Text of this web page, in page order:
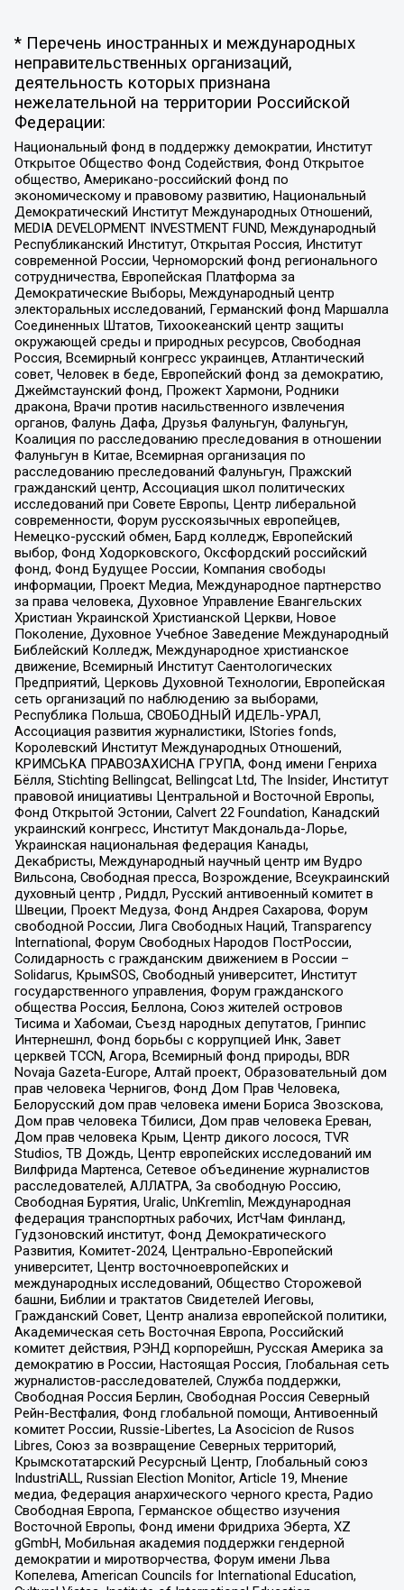
* Перечень иностранных и международных
неправительственных организаций,
деятельность которых признана
нежелательной на территории Российской
Федерации:
Национальный фонд в поддержку демократии, Институт
Открытое Общество Фонд Содействия, Фонд Открытое
общество, Американо-российский фонд по
экономическому и правовому развитию, Национальный
Демократический Институт Международных Отношений,
MEDIA DEVELOPMENT INVESTMENT FUND, Международный
Республиканский Институт, Открытая Россия, Институт
современной России, Черноморский фонд регионального
сотрудничества, Европейская Платформа за
Демократические Выборы, Международный центр
электоральных исследований, Германский фонд Маршалла
Соединенных Штатов, Тихоокеанский центр защиты
окружающей среды и природных ресурсов, Свободная
Россия, Всемирный конгресс украинцев, Атлантический
совет, Человек в беде, Европейский фонд за демократию,
Джеймстаунский фонд, Прожект Хармони, Родники
дракона, Врачи против насильственного извлечения
органов, Фалунь Дафа, Друзья Фалуньгун, Фалуньгун,
Коалиция по расследованию преследования в отношении
Фалуньгун в Китае, Всемирная организация по
расследованию преследований Фалуньгун, Пражский
гражданский центр, Ассоциация школ политических
исследований при Совете Европы, Центр либеральной
современности, Форум русскоязычных европейцев,
Немецко-русский обмен, Бард колледж, Европейский
выбор, Фонд Ходорковского, Оксфордский российский
фонд, Фонд Будущее России, Компания свободы
информации, Проект Медиа, Международное партнерство
за права человека, Духовное Управление Евангельских
Христиан Украинской Христианской Церкви, Новое
Поколение, Духовное Учебное Заведение Международный
Библейский Колледж, Международное христианское
движение, Всемирный Институт Саентологических
Предприятий, Церковь Духовной Технологии, Европейская
сеть организаций по наблюдению за выборами,
Республика Польша, СВОБОДНЫЙ ИДЕЛЬ-УРАЛ,
Ассоциация развития журналистики, IStories fonds,
Королевский Институт Международных Отношений,
КРИМСЬКА ПРАВОЗАХИСНА ГРУПА, Фонд имени Генриха
Бёлля, Stichting Bellingcat, Bellingcat Ltd, The Insider, Институт
правовой инициативы Центральной и Восточной Европы,
Фонд Открытой Эстонии, Calvert 22 Foundation, Канадский
украинский конгресс, Институт Макдональда-Лорье,
Украинская национальная федерация Канады,
Декабристы, Международный научный центр им Вудро
Вильсона, Свободная пресса, Возрождение, Всеукраинский
духовный центр , Риддл, Русский антивоенный комитет в
Швеции, Проект Медуза, Фонд Андрея Сахарова, Форум
свободной России, Лига Свободных Наций, Transparеncy
International, Форум Свободных Народов ПостРоссии,
Солидарность с гражданским движением в России –
Solidarus, КрымSOS, Свободный университет, Институт
государственного управления, Форум гражданского
общества Россия, Беллона, Союз жителей островов
Тисима и Хабомаи, Съезд народных депутатов, Гринпис
Интернешнл, Фонд борьбы с коррупцией Инк, Завет
церквей TCCN, Агора, Всемирный фонд природы, BDR
Novaja Gazeta-Europe, Алтай проект, Образовательный дом
прав человека Чернигов, Фонд Дом Прав Человека,
Белорусский дом прав человека имени Бориса Звозскова,
Дом прав человека Тбилиси, Дом прав человека Ереван,
Дом прав человека Крым, Центр дикого лосося, TVR
Studios, ТВ Дождь, Центр европейских исследований им
Вилфрида Мартенса, Сетевое объединение журналистов
расследователей, АЛЛАТРА, За свободную Россию,
Свободная Бурятия, Uralic, UnKremlin, Международная
федерация транспортных рабочих, ИстЧам Финланд,
Гудзоновский институт, Фонд Демократического
Развития, Комитет-2024, Центрально-Европейский
университет, Центр восточноевропейских и
международных исследований, Общество Сторожевой
башни, Библии и трактатов Свидетелей Иеговы,
Гражданский Совет, Центр анализа европейской политики,
Академическая сеть Восточная Европа, Российский
комитет действия, РЭНД корпорейшн, Русская Америка за
демократию в России, Настоящая Россия, Глобальная сеть
журналистов-расследователей, Служба поддержки,
Свободная Россия Берлин, Свободная Россия Северный
Рейн-Вестфалия, Фонд глобальной помощи, Антивоенный
комитет России, Russie-Libertes, La Asocicion de Rusos
Libres, Союз за возвращение Северных территорий,
Крымскотатарский Ресурсный Центр, Глобальный союз
IndustriALL, Russian Election Monitor, Article 19, Мнение
медиа, Федерация анархического черного креста, Радио
Свободная Европа, Германское общество изучения
Восточной Европы, Фонд имени Фридриха Эберта, XZ
gGmbH, Мобильная академия поддержки гендерной
демократии и миротворчества, Форум имени Льва
Копелева, American Councils for International Education,